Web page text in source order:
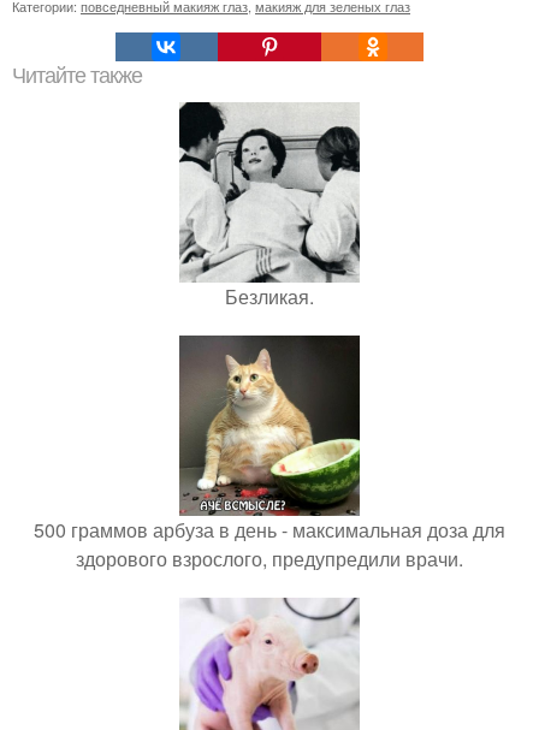
Категории: повседневный макияж глаз макияж для зеленых глаз
Читайте также
Безликая.
500 граммов арбуза в день - максимальная доза для
здорового взрослого, предупредили врачи.